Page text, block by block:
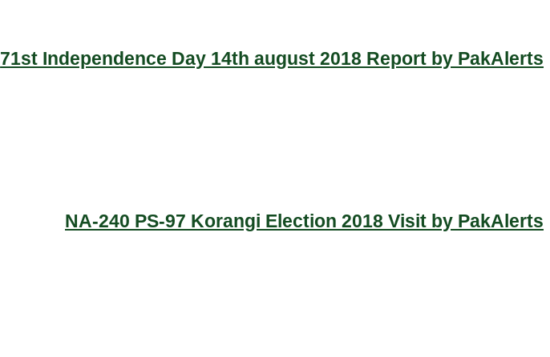
71st Independence Day 14th august 2018 Report by PakAlerts
NA-240 PS-97 Korangi Election 2018 Visit by PakAlerts